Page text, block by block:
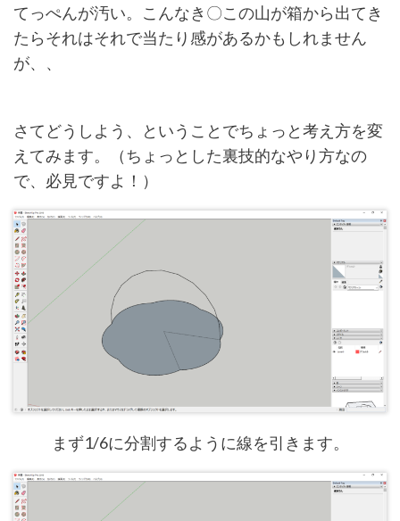
てっぺんが汚い。こんなき〇この山が箱から出てき
たらそれはそれで当たり感があるかもしれません
が、、
さてどうしよう、ということでちょっと考え方を変
えてみます。（ちょっとした裏技的なやり方なの
で、必見ですよ！）
まず1/6に分割するように線を引きます。